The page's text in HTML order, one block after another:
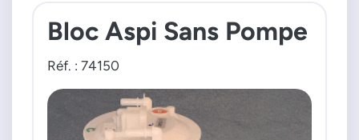
Bloc Aspi Sans Pompe
Réf. : 74150